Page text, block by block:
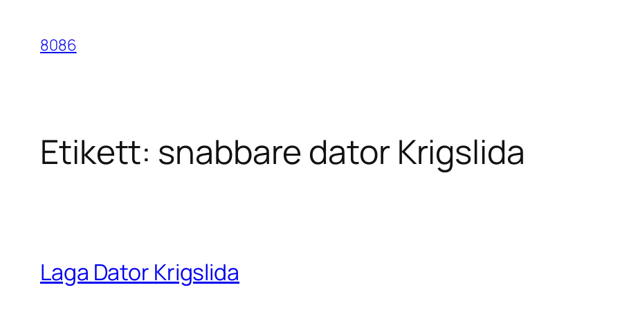
innehåll
8086
Etikett: snabbare dator Krigslida
Laga Dator Krigslida